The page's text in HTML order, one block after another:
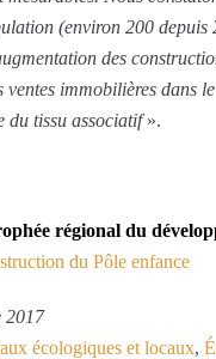
(environ 200 depuis
des
ventes immobilières dans
du tissu associatif».
régional du
du Pôle enfance
2017
écologiques et locaux,